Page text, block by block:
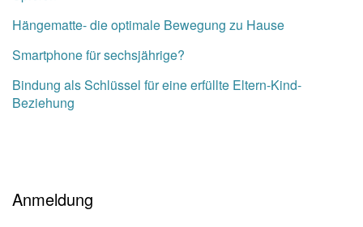
Hängematte- die optimale Bewegung zu Hause
Smartphone für sechsjährige?
Bindung als Schlüssel für eine erfüllte Eltern-Kind-
Beziehung
Anmeldung